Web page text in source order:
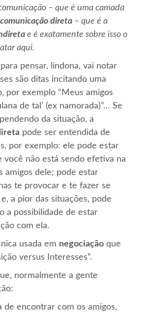
– que é uma camada
comunicação direta – que é a
e é exatamente sobre isso o
aqui.
pensar, lindona, vai notar
são ditas incitando uma
por exemplo “Meus amigos
de tal’ (ex namorada)”… Se
da situação, a
pode ser entendida de
por exemplo: ele pode estar
você não está sendo efetiva na
amigos dele; pode estar
te provocar e te fazer se
a pior das situações, pode
a possibilidade de estar
com ela.
usada em negociação que
versus Interesses”.
normalmente a gente
de encontrar com os amigos,